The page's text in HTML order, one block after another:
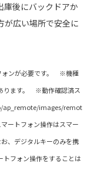
庫後にバックドアか
が広い場所で安全に
ォンが必要です。 ※機種
ります。 ※動作確認済ス
ap_remote/images/remot
ートフォン操作はスマー
、デジタルキーのみを携
フォン操作をすることは